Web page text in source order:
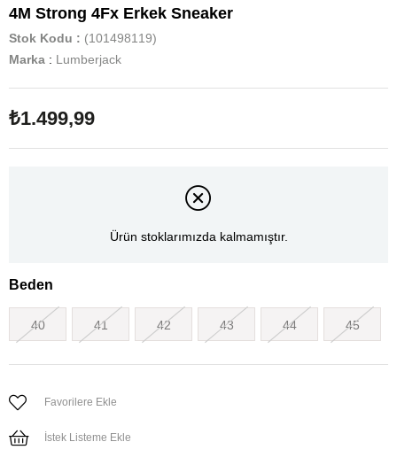
4M Strong 4Fx Erkek Sneaker
Stok Kodu
(101498119)
Marka : Lumberjack
₺1.499,99
Ürün stoklarımızda kalmamıştır.
Beden
40 41 42 43 44 45
Favorilere Ekle
İstek Listeme Ekle